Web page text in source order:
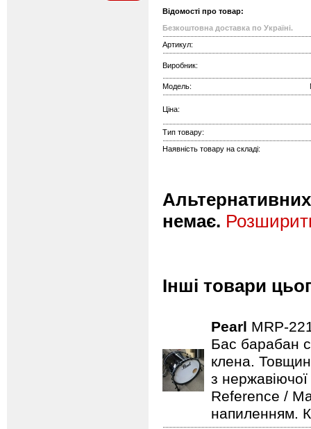
Відомості про товар:
Безкоштовна доставка по Україні.
Артикул:
Виробник:
Модель:
Ціна:
Тип товару:
Наявність товару на складі:
Альтернативних
немає.
Інші товари
Pearl MRP-
Бас барабан
клена.
з
Reference /
напиленням.